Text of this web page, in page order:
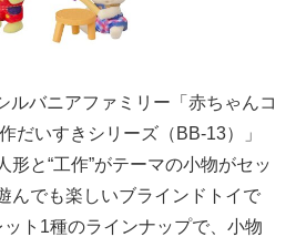
ルバニアファミリー「赤ちゃんコ
だいすきシリーズ（BB-13）」
形と“工作”がテーマの小物がセッ
んでも楽しいブラインドトイで
ト1種のラインナップで、小物